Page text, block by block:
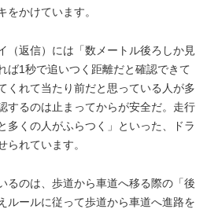
をかけています。
返信）には「数メートル後ろしか見
ば1秒で追いつく距離だと確認できて
くれて当たり前だと思っている人が多
するのは止まってからが安全だ。走行
多くの人がふらつく」といった、ドラ
られています。
のは、歩道から車道へ移る際の「後
ルールに従って歩道から車道へ進路を